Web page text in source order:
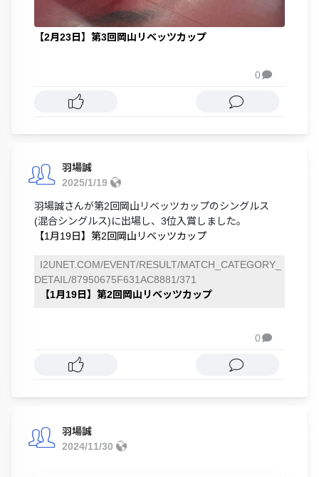
【2月23日】第3回岡山リベッツカップ
0
羽場誠
2025/1/19
羽場誠さんが第2回岡山リベッツカップのシングルス
(混合シングルス)に出場し、3位入賞しました。
【1月19日】第2回岡山リベッツカップ
I2UNET.COM/EVENT/RESULT/MATCH_CATEGORY_
DETAIL/87950675F631AC8881/371
【1月19日】第2回岡山リベッツカップ
0
羽場誠
2024/11/30